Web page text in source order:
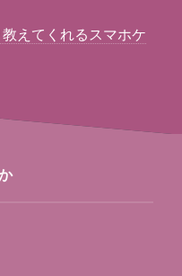
えてくれるスマホケ